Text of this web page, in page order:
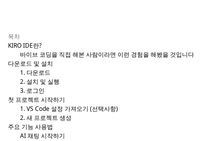
목차
KIRO IDE란?
바이브 코딩을 직접 해본 사람이라면 이런 경험을 해봤을 것입니다
다운로드 및 설치
1. 다운로드
2. 설치 및 실행
3. 로그인
첫 프로젝트 시작하기
1. VS Code 설정 가져오기 (선택사항)
2. 새 프로젝트 생성
주요 기능 사용법
AI 채팅 시작하기